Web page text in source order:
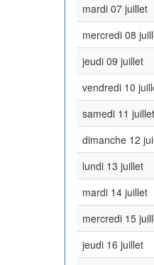
mardi 07 juillet
mercredi 08
jeudi 09 juillet
vendredi 10
samedi 11 juillet
dimanche 12
lundi 13 juillet
mardi 14 juillet
mercredi 15
jeudi 16 juillet